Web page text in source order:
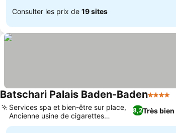
Consulter les prix de 19 sites
Batschari Palais Baden-Baden4 Étoiles
8,2Très bien
Services spa et bien-être sur place,
Ancienne usine de cigarettes
historique